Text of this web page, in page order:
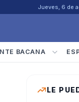
Jueves, 6 de
BACANA
LE